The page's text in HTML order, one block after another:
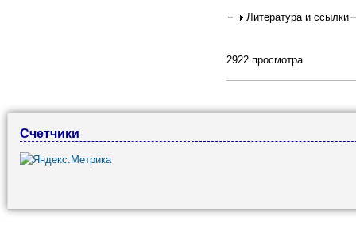
Литература и ссылки
2922 просмотра
Счетчики